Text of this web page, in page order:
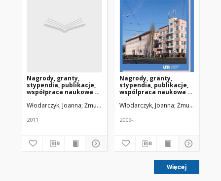
Nagrody, granty,
stypendia, publikacje,
współpraca naukowa -
Włodarczyk, Joanna Żmuda, Ryszard. Red. nacz.
2011
Nagrody, granty,
stypendia, publikacje,
wspólpraca naukowa -
Włodarczyk, Joanna Żmuda,
2009-.
Więcej